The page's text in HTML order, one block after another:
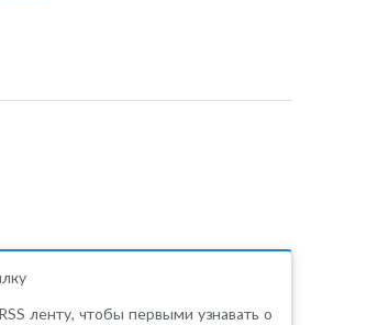
ленту, чтобы первыми узнавать о